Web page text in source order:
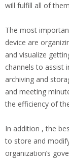
will fulfill all of
The most
device are
and visualize
channels to assist
archiving and
and meeting
the efficiency of
In addition , the
to store and
organization’s